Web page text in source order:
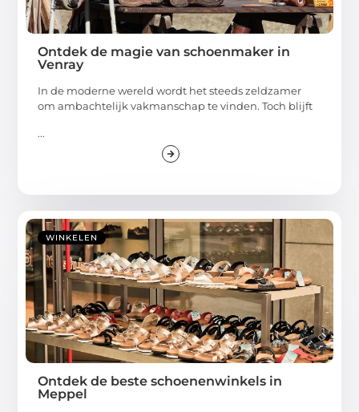
Ontdek de magie van schoenmaker in
Venray
In de moderne wereld wordt het steeds zeldzamer
om ambachtelijk vakmanschap te vinden. Toch blijft
...
WINKELEN
Ontdek de beste schoenenwinkels in
Meppel